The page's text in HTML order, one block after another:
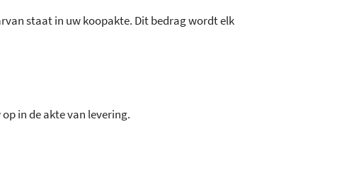
staat in uw koopakte. Dit bedrag wordt elk
in de akte van levering.